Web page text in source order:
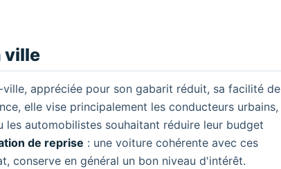
ville
appréciée pour son gabarit réduit, sa facilité de
elle vise principalement les conducteurs urbains,
les automobilistes souhaitant réduire leur budget
de reprise : une voiture cohérente avec ces
conserve en général un bon niveau d'intérêt.